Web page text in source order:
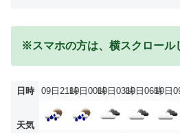
※スマホの方は、横スクロール
日時 09日21時10日00時10日03時10日06時10日
天気